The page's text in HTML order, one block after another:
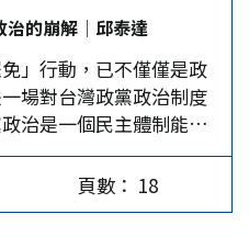
新台幣美債及6千億軍
即使二階連署過關，還
二地選委會及中選會嚴
能根本無法罷掉任何一
作法是想透過罷免連
以策未來。反觀高雄
綠陣營人士，包括大家
任，罷免陣營就顯得步
選舉，國民黨的柯志
位竟然主動鬧事，在一
。 二是罷免範圍十分
竟有高達34個選區涉
可確定將有30席會通過
將有30個選區進行罷免
堪稱史無前例。 三是
要民進黨當選6席以
達到過半數的57席，民
治的崩解│邱泰達
」行動，已不僅僅是政
場對台灣政黨政治制度
治是一個民主體制能否
賴選舉競爭的正當性、
體系的穩定性。但罷免
「政治清算」的工具，
頁數： 18